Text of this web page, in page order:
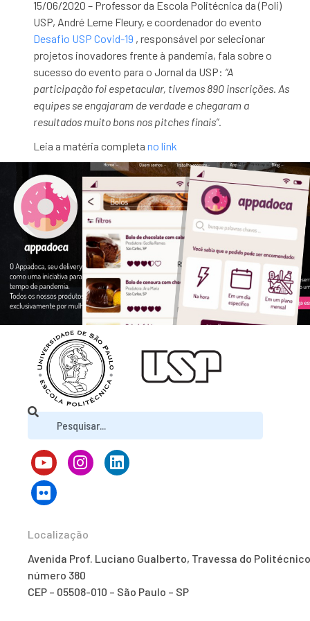
15/06/2020 – Professor da Escola Politécnica da (Poli)
USP, André Leme Fleury, e coordenador do evento
Desafio USP Covid-19 , responsável por selecionar
projetos inovadores frente à pandemia, fala sobre o
sucesso do evento para o Jornal da USP: “A
participação foi espetacular, tivemos 890 inscrições. As
equipes se engajaram de verdade e chegaram a
resultados muito bons nos pitches finais”.
Leia a matéria completano link
Localização
Avenida Prof. Luciano Gualberto, Travessa do
número 380
CEP – 05508-010 – São Paulo – SP